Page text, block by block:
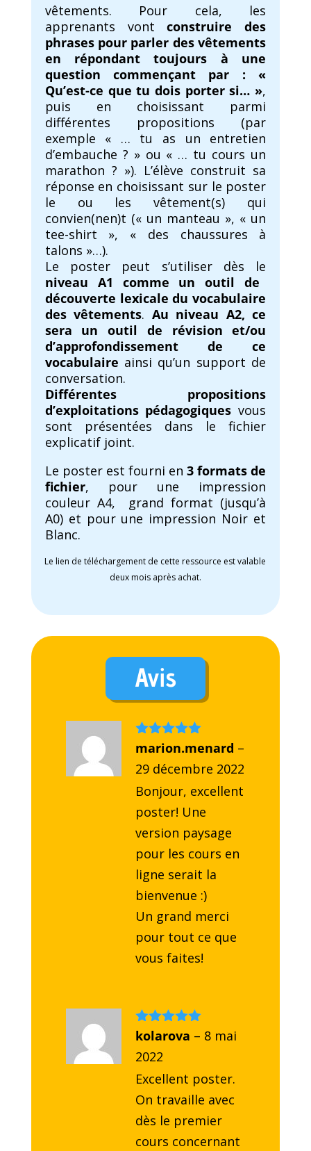
vêtements. Pour cela, les
apprenants vont construire des
phrases pour parler des vêtements
en répondant toujours à une
question commençant par : «
Qu’est-ce que tu dois porter si… »,
puis en choisissant parmi
différentes propositions (par
exemple « … tu as un entretien
d’embauche ? » ou « … tu cours un
marathon ? »). L’élève construit sa
réponse en choisissant sur le poster
le ou les vêtement(s) qui
convien(nen)t (« un manteau », « un
tee-shirt », « des chaussures à
talons »…).
Le poster peut s’utiliser dès le
niveau A1 comme un outil de
découverte lexicale du vocabulaire
des vêtements. Au niveau A2, ce
sera un outil de révision et/ou
d’approfondissement de ce
vocabulaire ainsi qu’un support de
conversation.
Différentes propositions
d’exploitations pédagogiques vous
sont présentées dans le fichier
explicatif joint.
Le poster est fourni en3 formats de
fichier, pour une impression
couleur A4, grand format (jusqu’à
A0) et pour une impression Noir et
Blanc.
Le lien de téléchargement de cette ressource est valable
deux mois après achat.
Avis
Note5sur
marion.menard –
29 décembre 2022
Bonjour, excellent
poster! Une
version paysage
pour les cours en
ligne serait la
bienvenue :)
Un grand merci
pour tout ce que
vous faites!
Note5sur
kolarova – 8 mai
2022
Excellent poster.
On travaille avec
dès le premier
cours concernant